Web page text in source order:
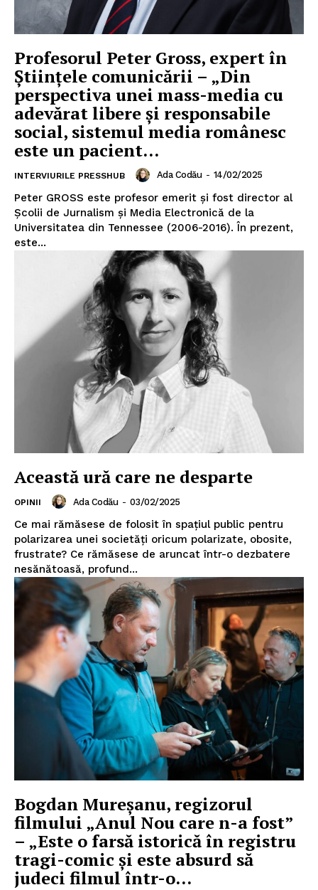
Profesorul Peter Gross, expert în
Ştiinţele comunicării – „Din
perspectiva unei mass-media cu
adevărat libere și responsabile
social, sistemul media românesc
este un pacient...
INTERVIURILE PRESSHUB Ada Codău - 14/02/2025
Peter GROSS este profesor emerit și fost director al
Școlii de Jurnalism și Media Electronică de la
Universitatea din Tennessee (2006-2016). În prezent,
este...
Această ură care ne desparte
OPINII Ada Codău - 03/02/2025
Ce mai rămăsese de folosit în spaţiul public pentru
polarizarea unei societăţi oricum polarizate, obosite,
frustrate? Ce rămăsese de aruncat într-o dezbatere
nesănătoasă, profund...
Bogdan Mureşanu, regizorul
filmului „Anul Nou care n-a fost”
– „Este o farsă istorică în registru
tragi-comic şi este absurd să
judeci filmul într-o...